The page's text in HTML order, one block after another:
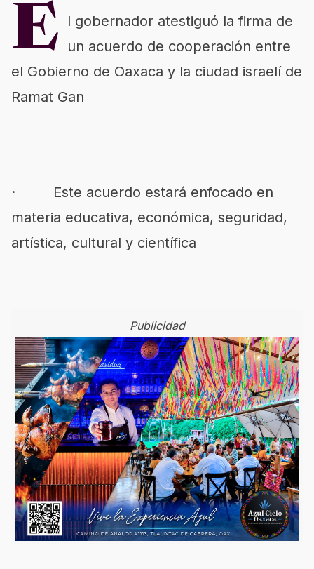
E
l gobernador atestiguó la firma de
un acuerdo de cooperación entre
el Gobierno de Oaxaca y la ciudad israelí de
Ramat Gan
· Este acuerdo estará enfocado en
materia educativa, económica, seguridad,
artística, cultural y científica
Publicidad